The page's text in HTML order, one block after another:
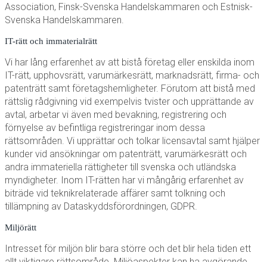
Association, Finsk-Svenska Handelskammaren och Estnisk-
Svenska Handelskammaren.
IT-rätt och immaterialrätt
Vi har lång erfarenhet av att bistå företag eller enskilda inom
IT-rätt, upphovsrätt, varumärkesrätt, marknadsrätt, firma- och
patenträtt samt företagshemligheter. Förutom att bistå med
rättslig rådgivning vid exempelvis tvister och upprättande av
avtal, arbetar vi även med bevakning, registrering och
förnyelse av befintliga registreringar inom dessa
rättsområden. Vi upprättar och tolkar licensavtal samt hjälper
kunder vid ansökningar om patenträtt, varumärkesrätt och
andra immateriella rättigheter till svenska och utländska
myndigheter. Inom IT-rätten har vi mångårig erfarenhet av
biträde vid teknikrelaterade affärer samt tolkning och
tillämpning av Dataskyddsförordningen, GDPR.
Miljörätt
Intresset för miljön blir bara större och det blir hela tiden ett